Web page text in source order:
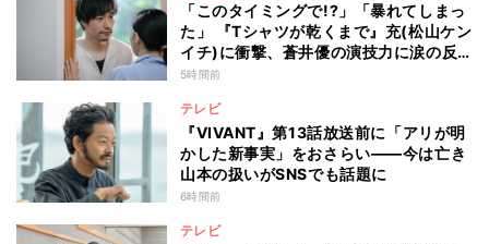
「このタイミングで!?」「暴れてしまっ
た」 『Tシャツが乾くまで』充(松山ケン
イチ)に衝撃、蒼井優の演技力に涙の反
響も
5時間前
テレビ
『VIVANT』第13話放送前に「アリが明
かした新事実」をおさらい――今は亡き
山本の扱いがSNSでも話題に
6時間前
テレビ